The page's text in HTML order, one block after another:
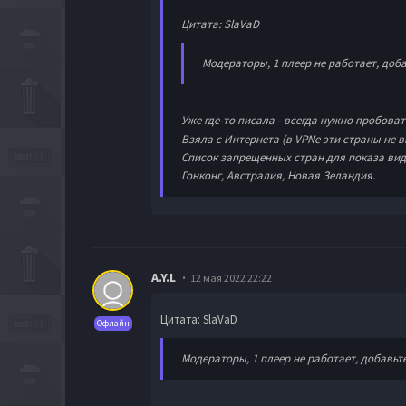
Цитата: SlaVaD
Модераторы, 1 плеер не работает,
Уже где-то писала - всегда нужно
Взяла с Интернета (в VPNе эти страны не
Список запрещенных стран для показа
Гонконг, Австралия, Новая Зеландия.
Офлайн
A.Y.L 12 мая 2022 22:22
Цитата: SlaVaD
Модераторы, 1 плеер не работает,